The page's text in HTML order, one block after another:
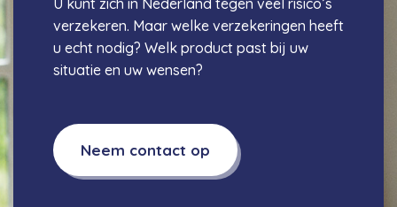
U kunt zich in Nederland tegen veel risico’s
verzekeren. Maar welke verzekeringen heeft
u echt nodig? Welk product past bij uw
situatie en uw wensen?
Neem contact op